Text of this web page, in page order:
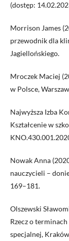
(dostęp:
Morrison James
przewodnik dla
Jagiellońskiego.
Mroczek Maciej
w Polsce,
Najwyższa Izba
Kształcenie w
Nowak Anna
nauczycieli –
169–181.
Olszewski
Rzecz o
specjalnej,